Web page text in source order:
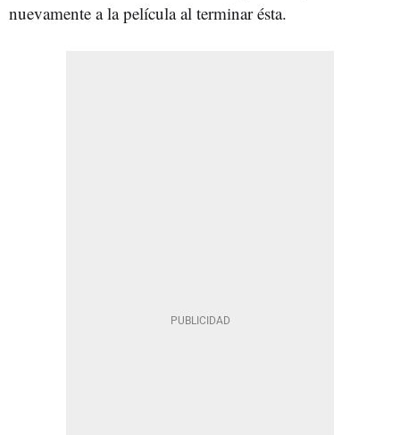
nuevamente a la película al terminar ésta.